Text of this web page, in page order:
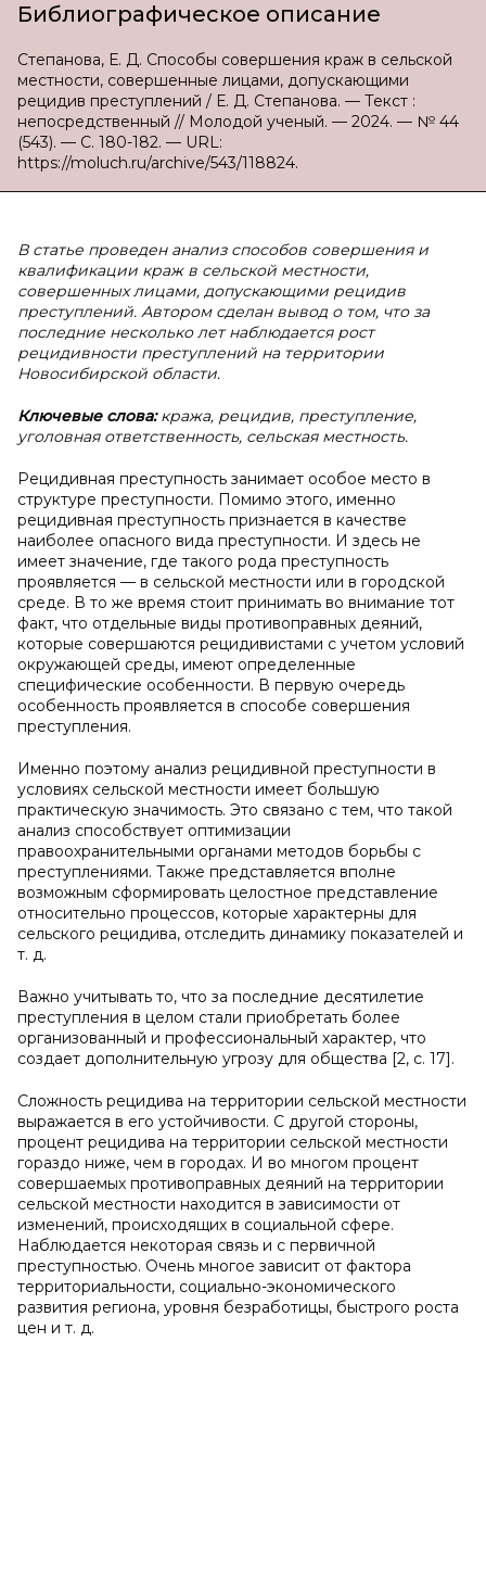
Библиографическое описание
Степанова, Е. Д. Способы совершения краж в сельской
местности, совершенные лицами, допускающими
рецидив преступлений / Е. Д. Степанова. — Текст :
непосредственный // Молодой ученый. — 2024. — № 44
(543). — С. 180-182. — URL:
https://moluch.ru/archive/543/118824.
В статье проведен анализ способов совершения и
квалификации краж в сельской местности,
совершенных лицами, допускающими рецидив
преступлений. Автором сделан вывод о том, что за
последние несколько лет наблюдается рост
рецидивности преступлений на территории
Новосибирской области.
Ключевые слова:кража, рецидив, преступление,
уголовная ответственность, сельская местность.
Рецидивная преступность занимает особое место в
структуре преступности. Помимо этого, именно
рецидивная преступность признается в качестве
наиболее опасного вида преступности. И здесь не
имеет значение, где такого рода преступность
проявляется — в сельской местности или в городской
среде. В то же время стоит принимать во внимание тот
факт, что отдельные виды противоправных деяний,
которые совершаются рецидивистами с учетом условий
окружающей среды, имеют определенные
специфические особенности. В первую очередь
особенность проявляется в способе совершения
преступления.
Именно поэтому анализ рецидивной преступности в
условиях сельской местности имеет большую
практическую значимость. Это связано с тем, что такой
анализ способствует оптимизации
правоохранительными органами методов борьбы с
преступлениями. Также представляется вполне
возможным сформировать целостное представление
относительно процессов, которые характерны для
сельского рецидива, отследить динамику показателей и
т. д.
Важно учитывать то, что за последние десятилетие
преступления в целом стали приобретать более
организованный и профессиональный характер, что
создает дополнительную угрозу для общества [2, с. 17].
Сложность рецидива на территории сельской местности
выражается в его устойчивости. С другой стороны,
процент рецидива на территории сельской местности
гораздо ниже, чем в городах. И во многом процент
совершаемых противоправных деяний на территории
сельской местности находится в зависимости от
изменений, происходящих в социальной сфере.
Наблюдается некоторая связь и с первичной
преступностью. Очень многое зависит от фактора
территориальности, социально-экономического
развития региона, уровня безработицы, быстрого роста
цен и т. д.